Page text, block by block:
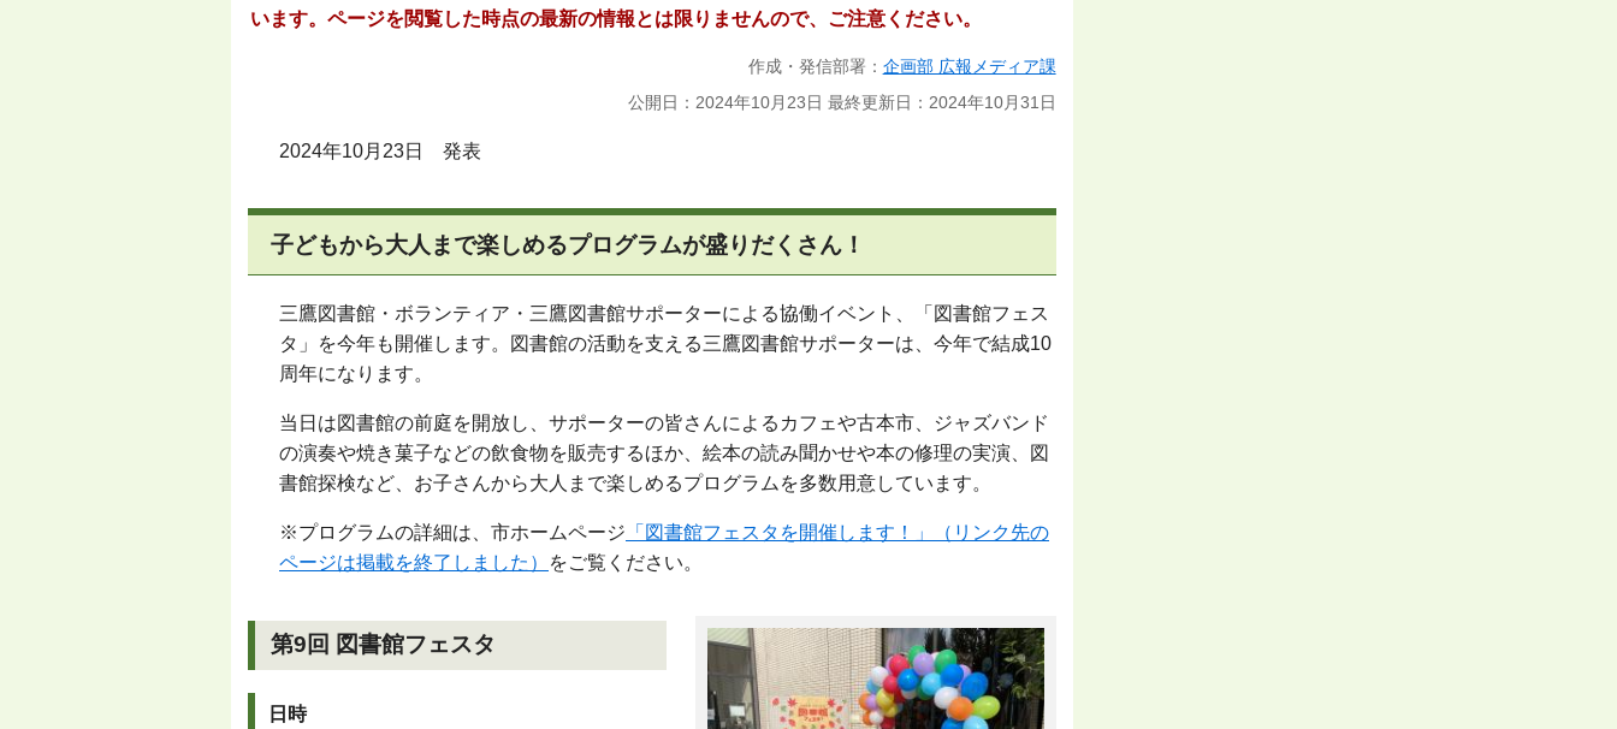
います。ページを閲覧した時点の最新の情報とは限りませんので、ご注意ください。
作成・発信部署： 企画部 広報メディア課
公開日：2024年10月23日 最終更新日：2024年10月31日
2024年10月23日 発表
子どもから大人まで楽しめるプログラムが盛りだくさん！
三鷹図書館・ボランティア・三鷹図書館サポーターによる協働イベント、「図書館フェス
タ」を今年も開催します。図書館の活動を支える三鷹図書館サポーターは、今年で結成10
周年になります。
当日は図書館の前庭を開放し、サポーターの皆さんによるカフェや古本市、ジャズバンド
の演奏や焼き菓子などの飲食物を販売するほか、絵本の読み聞かせや本の修理の実演、図
書館探検など、お子さんから大人まで楽しめるプログラムを多数用意しています。
※プログラムの詳細は、市ホームページ 「図書館フェスタを開催します！」（リンク先の
ページは掲載を終了しました）
をご覧ください。
第9回 図書館フェスタ
日時